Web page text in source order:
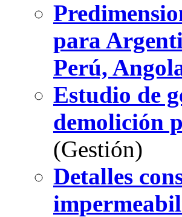
para
Perú,
Estudio de
demolición
(Gestión)
Detalles